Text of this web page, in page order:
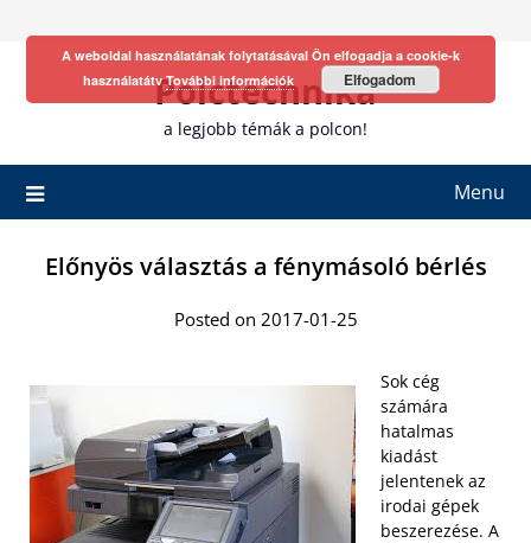
Polctechnika
a legjobb témák a polcon!
Menu
Előnyös választás a fénymásoló bérlés
Posted on 2017-01-25
Sok cég
számára
hatalmas
kiadást
jelentenek az
irodai gépek
beszerezése. A
A weboldal használatának folytatásával Ön elfogadja a cookie-k
használatátvTovábbi információk Elfogadom